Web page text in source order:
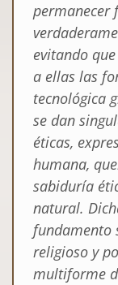
permanecer
evitando
a ellas las
tecnológica
se dan
éticas,
humana,
sabiduría
natural.
fundamento
religioso y
multiforme